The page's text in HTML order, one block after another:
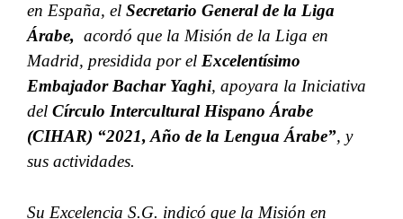
en España, el Secretario General de la Liga
Árabe, acordó que la Misión de la Liga en
Madrid, presidida por el Excelentísimo
Embajador Bachar Yaghi, apoyara la Iniciativa
del Círculo Intercultural Hispano Árabe
(CIHAR) “2021, Año de la Lengua Árabe”, y
sus actividades.
Su Excelencia S.G. indicó que la Misión en